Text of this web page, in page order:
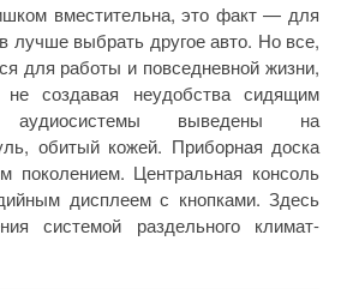
вместительна, это факт — для
лучше выбрать другое авто. Но все,
для работы и повседневной жизни,
не создавая неудобства сидящим
аудиосистемы выведены на
обитый кожей. Приборная доска
поколением. Центральная консоль
дисплеем с кнопками. Здесь
системой раздельного климат-